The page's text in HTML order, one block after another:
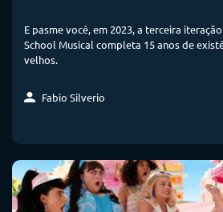
E pasme você, em 2023, a terceira
School Musical completa 15 anos de
velhos.
Fabio Silverio